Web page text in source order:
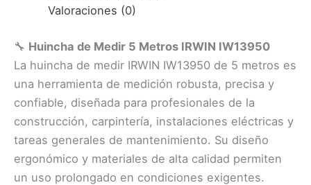
cantidad
Valoraciones (0)
🔧 Huincha de Medir 5 Metros IRWIN IW13950
La huincha de medir IRWIN IW13950 de 5 metros es
una herramienta de medición robusta, precisa y
confiable, diseñada para profesionales de la
construcción, carpintería, instalaciones eléctricas y
tareas generales de mantenimiento. Su diseño
ergonómico y materiales de alta calidad permiten
un uso prolongado en condiciones exigentes.